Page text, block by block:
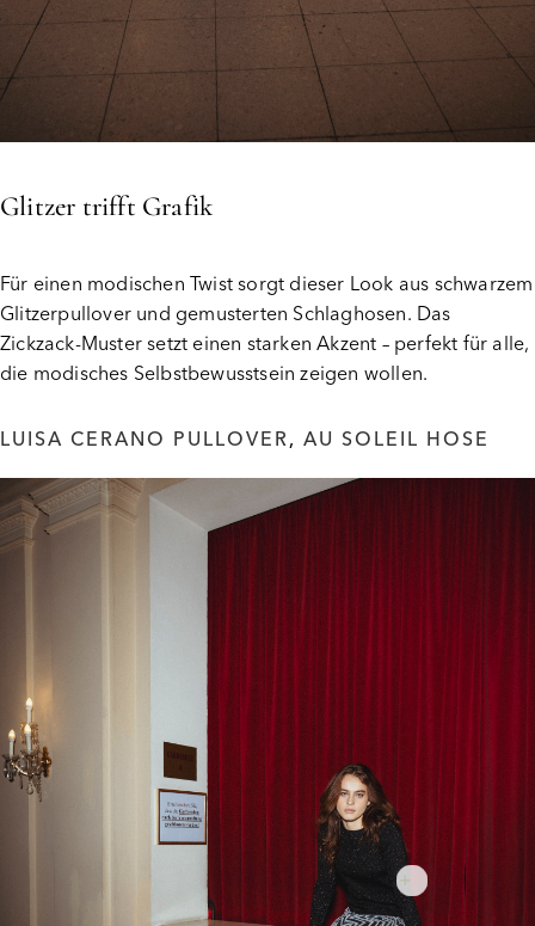
Glitzer trifft Grafik
Für einen modischen Twist sorgt dieser Look aus schwarzem
Glitzerpullover und gemusterten Schlaghosen. Das
Zickzack-Muster setzt einen starken Akzent – perfekt für alle,
die modisches Selbstbewusstsein zeigen wollen.
LUISA CERANO PULLOVER , AU SOLEIL HOSE